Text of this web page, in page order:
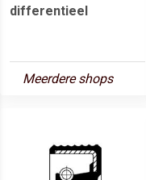
differentieel
Meerdere shops